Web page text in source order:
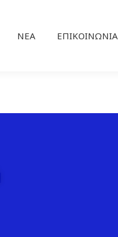
ΝΕΑ ΕΠΙΚΟΙΝΩΝΊΑ